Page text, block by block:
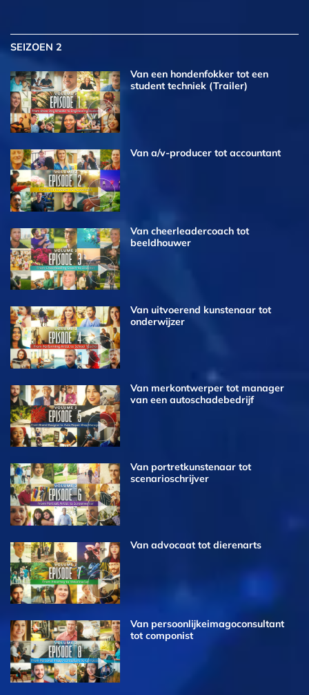
SEIZOEN 2
Van een hondenfokker tot een
student techniek (Trailer)
Van a/v-producer tot accountant
Van cheerleadercoach tot
beeldhouwer
Van uitvoerend kunstenaar tot
onderwijzer
Van merkontwerper tot manager
van een autoschadebedrijf
Van portretkunstenaar tot
scenarioschrijver
Van advocaat tot dierenarts
Van persoonlijkeimagoconsultant
tot componist